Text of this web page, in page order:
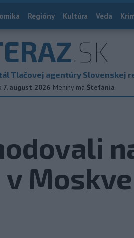
Regióny Kultúra Veda
.SK
Tlačovej agentúry Slovenskej
7. august 2026 Meniny má Štefánia
Moskve